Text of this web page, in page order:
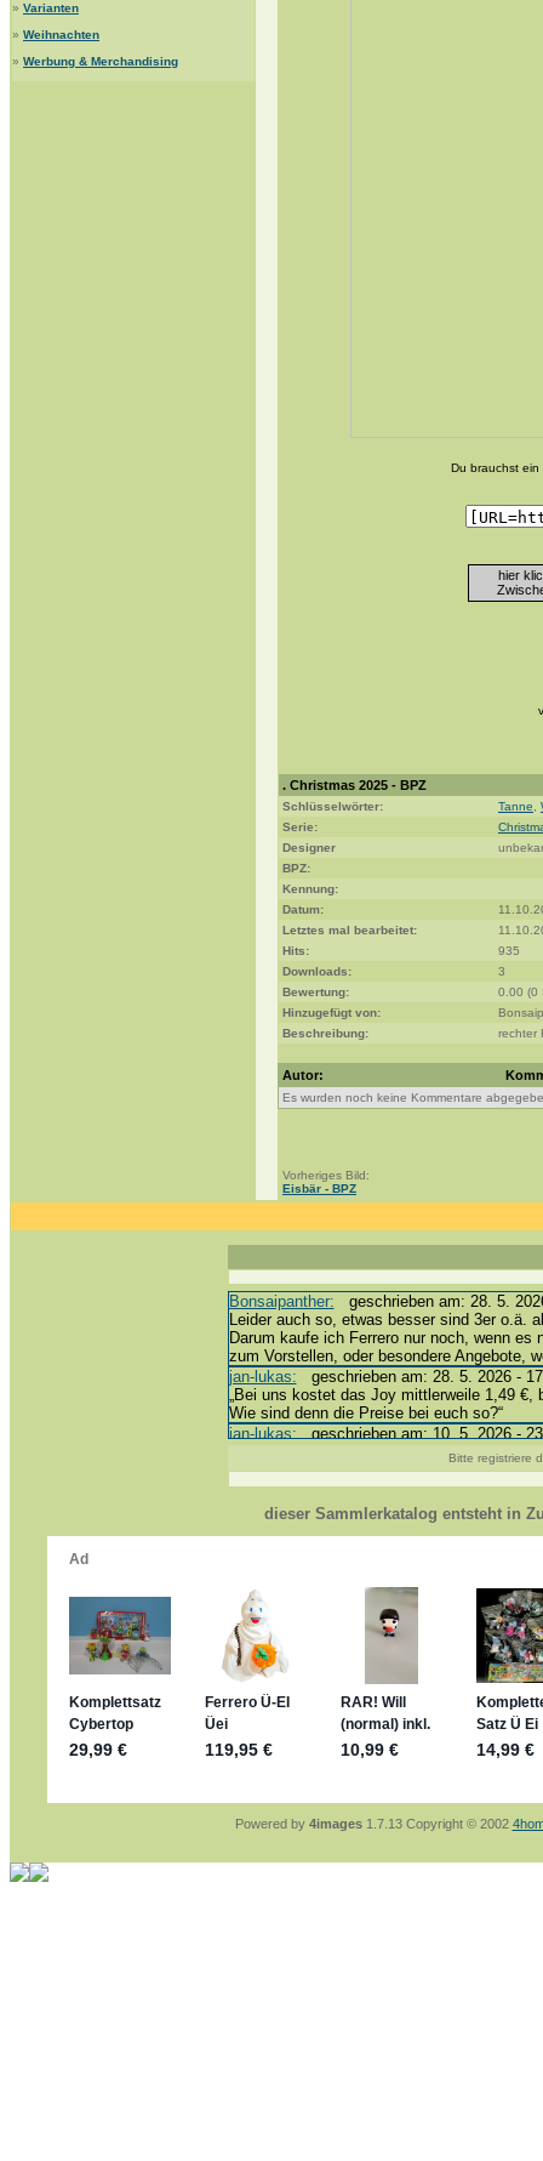
» Varianten
» Weihnachten
» Werbung & Merchandising
Du brauchst ein
hier
. Christmas 2025 - BPZ
Schlüsselwörter: Tanne
Serie:
Designer
BPZ:
Kennung:
Datum:
Letztes mal bearbeitet:
Hits:
935
Downloads:
3
Bewertung:
0.00 (0
Hinzugefügt von:
Beschreibung:
rechter
Autor:
Es wurden noch keine Kommentare
Vorheriges Bild:
Eisbär - BPZ
Bonsaipanther: geschrieben am: 28. 5.
Leider auch so, etwas besser sind 3er o.ä.
Darum kaufe ich Ferrero nur noch, wenn es
zum Vorstellen, oder besondere Angebote,
jan-lukas: geschrieben am: 28. 5. 2026 -
„Bei uns kostet das Joy mittlerweile 1,49 €,
Wie sind denn die Preise bei euch so?“
jan-lukas:geschrieben am: 10. 5. 2026 -
Bonsaipanther:geschrieben am: 10. 5.
@ Harald
https://www.ue-ei-portal-
Dein Enkel sollte zur Strafe die nächsten 3
Für die Figuren VC307, 310, 318 und 326
mein Enkel hat die leider weggeworfen
jan-lukas:
geschrieben am: 29. 4. 2026 -
https://www.ferrero-
sammelspass.de/einladung/
jan-lukas:
geschrieben am: 28. 4. 2026 -
stimmt, jetzt fällt es mir auch ein
geschrieben am: 28. 4.
So habe ich das in Erinnerung ... oder?
jan-lukas:geschrieben am: 28. 4. 2026 -
Bitte registriere
dieser Sammlerkatalog entsteht in
Powered by 4images1.7.13 Copyright © 2002